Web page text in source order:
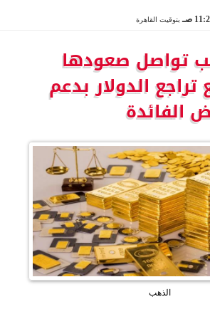
صـ بتوقيت القاهرة
تواصل صعودها
الدولار بدعم
الفائدة
الذهب